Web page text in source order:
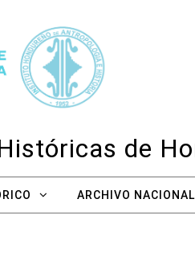
de
ARCHIVO